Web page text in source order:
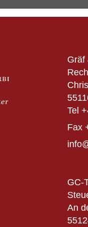
Gräf
Tel
Fax
GC-
An